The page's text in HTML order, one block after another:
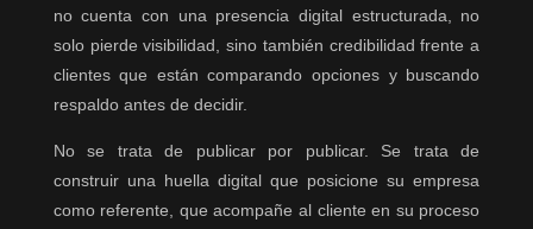
no cuenta con una presencia digital estructurada, no
solo pierde visibilidad, sino también credibilidad frente a
clientes que están comparando opciones y buscando
respaldo antes de decidir.
No se trata de publicar por publicar. Se trata de
construir una huella digital que posicione su empresa
como referente, que acompañe al cliente en su proceso